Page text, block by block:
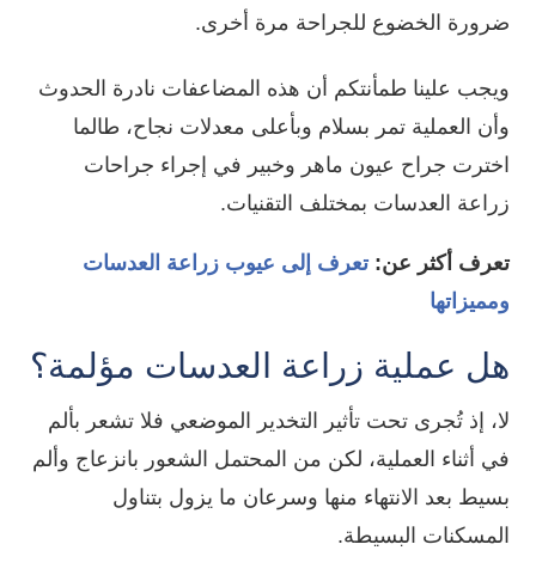
ضرورة الخضوع للجراحة مرة أخرى.
ويجب علينا طمأنتكم أن هذه المضاعفات نادرة الحدوث
وأن العملية تمر بسلام وبأعلى معدلات نجاح، طالما
اخترت جراح عيون ماهر وخبير في إجراء جراحات
زراعة العدسات بمختلف التقنيات.
تعرف أكثر عن:تعرف إلى عيوب زراعة العدسات
ومميزاتها
هل عملية زراعة العدسات مؤلمة؟
لا، إذ تُجرى تحت تأثير التخدير الموضعي فلا تشعر بألم
في أثناء العملية، لكن من المحتمل الشعور بانزعاج وألم
بسيط بعد الانتهاء منها وسرعان ما يزول بتناول
المسكنات البسيطة.